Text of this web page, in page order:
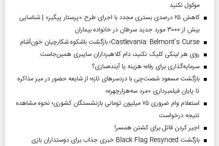
موکول نکنید
کاهش ۲۵ درصدی بستری مجدد با اجرای طرح «پرستار پیگیر» | شناسایی
بیش از ۳۰۰۰ مورد جدید سرطان در خانواده بیماران
Castlevania: Belmont’s Curse؛ بازگشت باشکوه شکارچیان خون‌آشام
روی هر لینکی کلیک نکنید، دام کلاهبرداران سایبری همین‌جاست
سرمایه‌گذاری برای رفاه؛ هزینه یا آینده‌سازی؟
بازگشت مسعود شصت‌چی با دردسر‌های تازه؛ از شایعه حضور در میز مذاکره
تا پایان فیلمبرداری «مرد سه‌هزارچهره»
استعلام وام ضروری ۷۵ میلیون تومانی بازنشستگان کشوری؛ نحوه مشاهده
نتیجه درخواست
اجیر کردن قاتل برای کشتن همسر!
بازگشت Black Flag Resynced خبری جذاب برای دوستداران بازی